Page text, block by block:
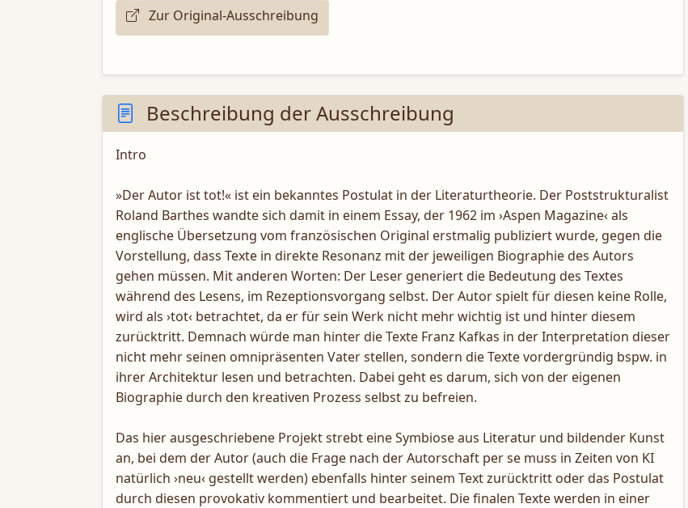
Zur Original-Ausschreibung
Beschreibung der Ausschreibung
Intro
»Der Autor ist tot!« ist ein bekanntes Postulat in der Literaturtheorie. Der Poststrukturalist
Roland Barthes wandte sich damit in einem Essay, der 1962 im ›Aspen Magazine‹ als
englische Übersetzung vom französischen Original erstmalig publiziert wurde, gegen die
Vorstellung, dass Texte in direkte Resonanz mit der jeweiligen Biographie des Autors
gehen müssen. Mit anderen Worten: Der Leser generiert die Bedeutung des Textes
während des Lesens, im Rezeptionsvorgang selbst. Der Autor spielt für diesen keine Rolle,
wird als ›tot‹ betrachtet, da er für sein Werk nicht mehr wichtig ist und hinter diesem
zurücktritt. Demnach würde man hinter die Texte Franz Kafkas in der Interpretation dieser
nicht mehr seinen omnipräsenten Vater stellen, sondern die Texte vordergründig bspw. in
ihrer Architektur lesen und betrachten. Dabei geht es darum, sich von der eigenen
Biographie durch den kreativen Prozess selbst zu befreien.
Das hier ausgeschriebene Projekt strebt eine Symbiose aus Literatur und bildender Kunst
an, bei dem der Autor (auch die Frage nach der Autorschaft per se muss in Zeiten von KI
natürlich ›neu‹ gestellt werden) ebenfalls hinter seinem Text zurücktritt oder das Postulat
durch diesen provokativ kommentiert und bearbeitet. Die finalen Texte werden in einer